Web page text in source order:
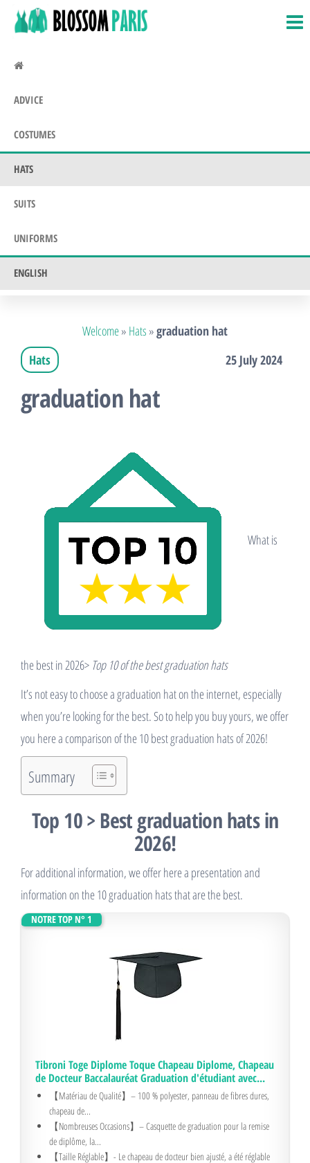
ADVICE
COSTUMES
HATS
SUITS
UNIFORMS
ENGLISH
Welcome» Hats »graduation hat
Hats
25 July 2024
graduation hat
​​What is
the best in 2026> Top 10 of the best graduation hats
It’s not easy to choose a graduation hat on the internet, especially
when you’re looking for the best. So to help you buy yours, we offer
you here a comparison of the 10 best graduation hats of 2026!
Summary
Top 10 > Best graduation hats in
2026!
For additional information, we offer here a presentation and
information on the 10 graduation hats that are the best.
NOTRE TOP N° 1
Tibroni Toge Diplome Toque Chapeau Diplome, Chapeau
de Docteur Baccalauréat Graduation d'étudiant avec...
【Matériau de Qualité】– 100 % polyester, panneau de fibres dures,
chapeau de...
【Nombreuses Occasions】– Casquette de graduation pour la remise
de diplôme, la...
【Taille Réglable】- Le chapeau de docteur bien ajusté, a été réglable